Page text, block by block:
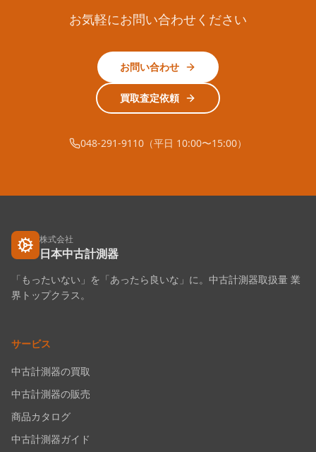
お気軽にお問い合わせください
お問い合わせ
買取査定依頼
048-291-9110（平日 10:00〜15:00）
株式会社
日本中古計測器
「もったいない」を「あったら良いな」に。中古計測器取扱量 業
界トップクラス。
サービス
中古計測器の買取
中古計測器の販売
商品カタログ
中古計測器ガイド